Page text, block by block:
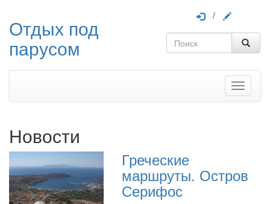
Отдых под
парусом
/
Меню
Новости
Греческие
маршруты. Остров
Серифос